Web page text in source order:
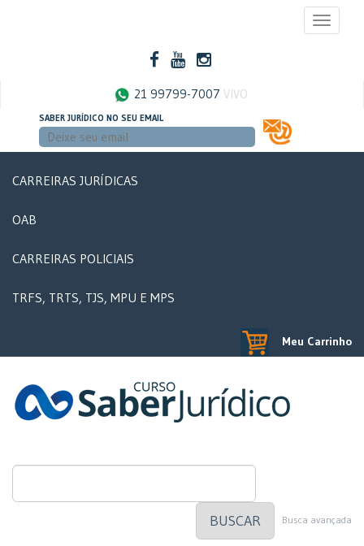
Toggle
21 99799-7007 VIVO
SABER JURÍDICO NO SEU EMAIL
CARREIRAS JURÍDICAS
OAB
CARREIRAS POLICIAIS
TRFS, TRTS, TJS, MPU E MPS
Meu Carrinho
BUSCAR Busca avançada